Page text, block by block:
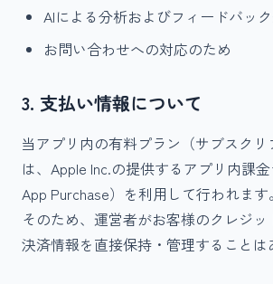
AIによる分析およびフィードバッ
お問い合わせへの対応のため
3. 支払い情報について
当アプリ内の有料プラン（サブスク
は、Apple Inc.の提供するアプリ内課
App Purchase）を利用して行われます。
そのため、運営者がお客様のクレジ
決済情報を直接保持・管理することは